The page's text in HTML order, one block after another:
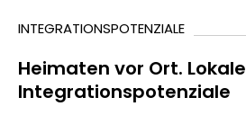
INTEGRATIONSPOTENZIALE
Heimaten vor Ort. Lokale
Integrationspotenziale